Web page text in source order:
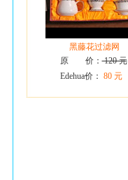
黑藤花过滤网
原 价：120 元
Edehua价： 80 元